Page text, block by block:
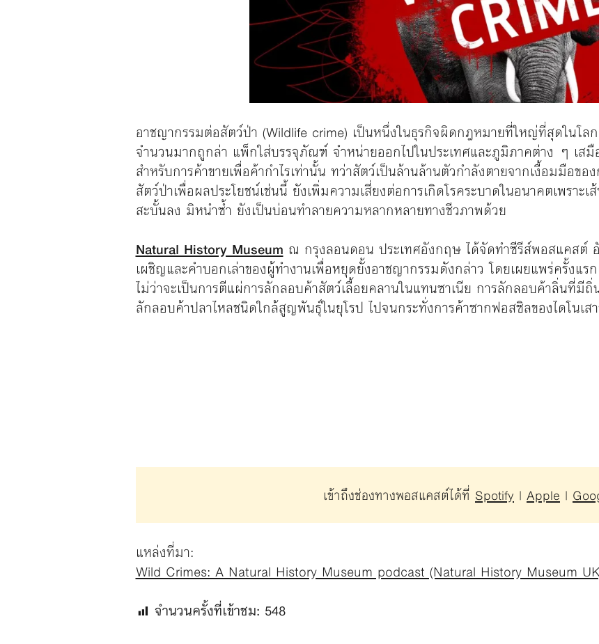
อาชญากรรมต่อสัตว์ป่า (Wildlife crime) เป็นหนึ่งในธุรกิจผิดกฎหมายที่ใหญ่ที่สุดในโ
จำนวนมากถูกล่า แพ็กใส่บรรจุภัณฑ์ จำหน่ายออกไปในประเทศและภูมิภาคต่าง ๆ เสมื
สำหรับการค้าขายเพื่อค้ากำไรเท่านั้น ทว่าสัตว์เป็นล้านล้านตัวกำลังตายจากเงื้อมมือข
สัตว์ป่าเพื่อผลประโยชน์เช่นนี้ ยังเพิ่มความเสี่ยงต่อการเกิดโรคระบาดในอนาคตเพราะ
สะบั้นลง มิหนำซ้ำ ยังเป็นบ่อนทำลายความหลากหลายทางชีวภาพด้วย
Natural History Museumณ กรุงลอนดอน ประเทศอังกฤษ ได้จัดทำซีรีส์พอสแคสต์
เผชิญและคำบอกเล่าของผู้ทำงานเพื่อหยุดยั้งอาชญากรรมดังกล่าว โดยเผยแพร่ครั้งแ
ไม่ว่าจะเป็นการตีแผ่การลักลอบค้าสัตว์เลื้อยคลานในแทนซาเนีย การลักลอบค้าลิ่นที่มีถิ่
ลักลอบค้าปลาไหลชนิดใกล้สูญพันธุ์ในยุโรป ไปจนกระทั่งการค้าซากฟอสซิลของไดโนเ
เข้าถึงช่องทางพอสแคสต์ได้ที่ Spotify | Apple |
แหล่งที่มา:
Wild Crimes: A Natural History Museum podcast (Natural History Museum
จำนวนครั้งที่เข้าชม: 548